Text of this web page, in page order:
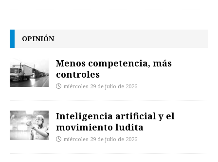
OPINIÓN
Menos competencia, más
controles
miércoles 29 de julio de 2026
Inteligencia artificial y el
movimiento ludita
miércoles 29 de julio de 2026